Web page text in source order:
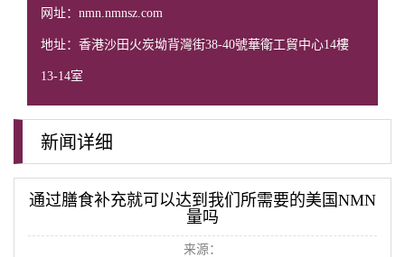
网址：nmn.nmnsz.com
地址：香港沙田火炭坳背灣街38-40號華衛工貿中心14樓
13-14室
新闻详细
通过膳食补充就可以达到我们所需要的美国NMN
量吗
来源：